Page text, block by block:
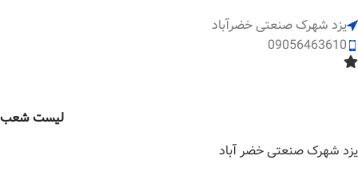
یزد شهرک صنعتی خضرآباد
09056463610
لیست شعب
یزد شهرک صنعتی خضر آباد